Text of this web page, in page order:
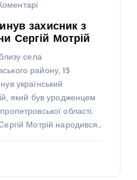
захисник з
Сергій Мотрій
села
району, 15
український
який був уродженцем
області.
Мотрій народився…